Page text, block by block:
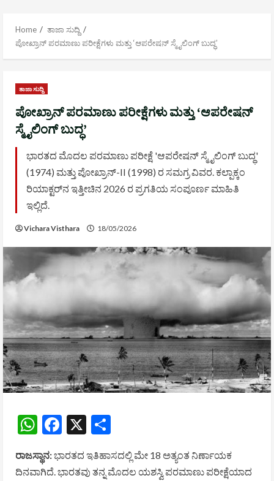
Home
ತಾಜಾ ಸುದ್ದಿ
ಪೋಖ್ರಾನ್ ಪರಮಾಣು ಪರೀಕ್ಷೆಗಳು ಮತ್ತು ‘ಆಪರೇಷನ್ ಸ್ಮೈಲಿಂಗ್ ಬುದ್ಧ’
ತಾಜಾ ಸುದ್ದಿ
ಪೋಖ್ರಾನ್ ಪರಮಾಣು ಪರೀಕ್ಷೆಗಳು ಮತ್ತು ‘ಆಪರೇಷನ್
ಸ್ಮೈಲಿಂಗ್ ಬುದ್ಧ’
ಭಾರತದ ಮೊದಲ ಪರಮಾಣು ಪರೀಕ್ಷೆ 'ಆಪರೇಷನ್ ಸ್ಮೈಲಿಂಗ್ ಬುದ್ಧ'
(1974) ಮತ್ತು ಪೋಖ್ರಾನ್-II (1998) ರ ಸಮಗ್ರ ವಿವರ. ಕಲ್ಪಾಕ್ಕಂ
ರಿಯಾಕ್ಟರ್‌ನ ಇತ್ತೀಚಿನ 2026 ರ ಪ್ರಗತಿಯ ಸಂಪೂರ್ಣ ಮಾಹಿತಿ
ಇಲ್ಲಿದೆ.
Vichara Visthara 18/05/2026
WhatsApp
Facebook
X
ರಾಜಸ್ಥಾನ:ಭಾರತದ ಇತಿಹಾಸದಲ್ಲಿ ಮೇ 18 ಅತ್ಯಂತ ನಿರ್ಣಾಯಕ
ದಿನವಾಗಿದೆ. ಭಾರತವು ತನ್ನ ಮೊದಲ ಯಶಸ್ವಿ ಪರಮಾಣು ಪರೀಕ್ಷೆಯಾದ